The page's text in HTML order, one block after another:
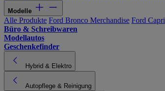
Modelle
Alle Produkte Ford Bronco Merchandise Ford
Büro & Schreibwaren
Modellautos
Geschenkefinder
Hybrid & Elektro
Autopflege & Reinigung